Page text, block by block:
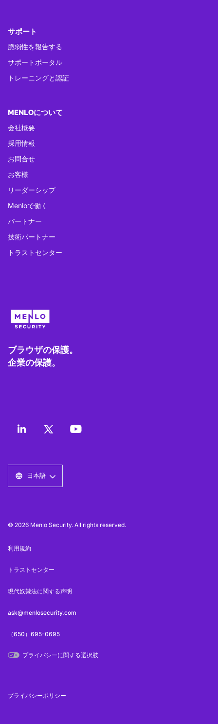
サポート
脆弱性を報告する
サポートポータル
トレーニングと認証
MENLOについて
会社概要
採用情報
お問合せ
お客様
リーダーシップ
Menloで働く
パートナー
技術パートナー
トラストセンター
ブラウザの保護。
企業の保護。
日本語
© 2026 Menlo Security. All rights reserved.
利用規約
トラストセンター
現代奴隷法に関する声明
ask@menlosecurity.com
（650）695-0695
プライバシーに関する選択肢
プライバシーポリシー